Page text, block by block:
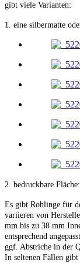
gibt viele Varianten:
1. eine silbermatte
2. bedruckbare Fläche:
Es gibt Rohlinge für
variieren von
mm bis zu 38 mm
entsprechend
ggf. Abstriche in der
In seltenen Fällen gibt